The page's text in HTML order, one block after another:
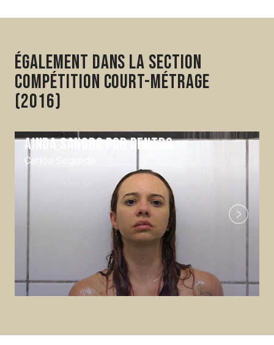
Également dans la section
Compétition Court-métrage
(2016)
Ainda sangro por dentro
Carlos Segundo
Next